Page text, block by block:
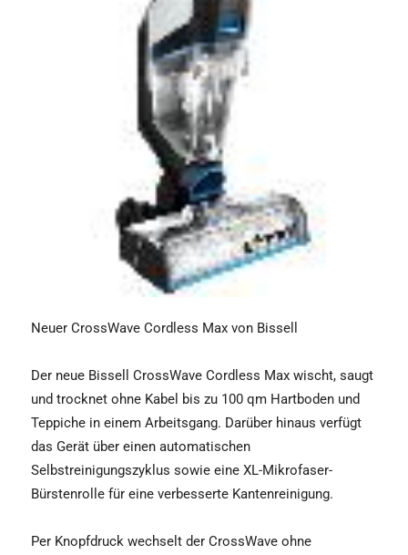
Neuer CrossWave Cordless Max von Bissell
Der neue Bissell CrossWave Cordless Max wischt, saugt
und trocknet ohne Kabel bis zu 100 qm Hartboden und
Teppiche in einem Arbeitsgang. Darüber hinaus verfügt
das Gerät über einen automatischen
Selbstreinigungszyklus sowie eine XL-Mikrofaser-
Bürstenrolle für eine verbesserte Kantenreinigung.
Per Knopfdruck wechselt der CrossWave ohne